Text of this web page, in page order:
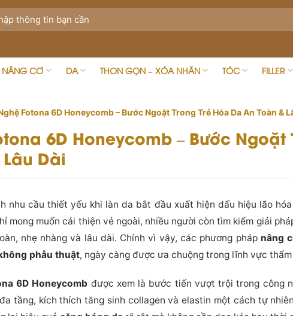
NÂNG CƠ DA THON GỌN – XÓA NHĂN TÓC FILLER
Fotona 6D Honeycomb – Bước Ngoặt Trong Trẻ Hóa Da An Toàn &
6D Honeycomb – Bước Ngoặt
Dài
nhu cầu thiết yếu khi làn da bắt đầu xuất hiện dấu hiệu lão
mong muốn cải thiện vẻ ngoài, nhiều người còn tìm kiếm giải
nhẹ nhàng và lâu dài. Chính vì vậy, các phương pháp nâng
phẫu thuật, ngày càng được ưa chuộng trong lĩnh vực
6D Honeycomb được xem là bước tiến vượt trội trong công
tầng, kích thích tăng sinh collagen và elastin một cách tự